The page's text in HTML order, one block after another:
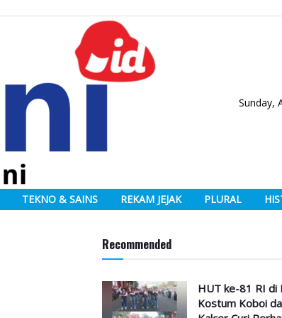
Sunday,
TEKNO & SAINS REKAM JEJAK PLURAL
Recommended
HUT ke-81 RI di
Kostum Koboi